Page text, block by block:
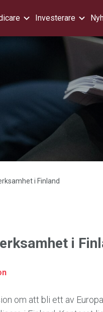
Investerare
i Finland
i
om att bli ett av